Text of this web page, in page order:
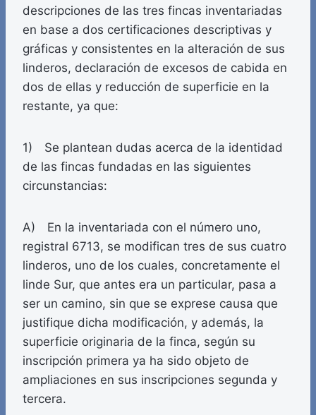
descripciones de las tres fincas inventariadas
en base a dos certificaciones descriptivas y
gráficas y consistentes en la alteración de sus
linderos, declaración de excesos de cabida en
dos de ellas y reducción de superficie en la
restante, ya que:
1) Se plantean dudas acerca de la identidad
de las fincas fundadas en las siguientes
circunstancias:
A) En la inventariada con el número uno,
registral 6713, se modifican tres de sus cuatro
linderos, uno de los cuales, concretamente el
linde Sur, que antes era un particular, pasa a
ser un camino, sin que se exprese causa que
justifique dicha modificación, y además, la
superficie originaria de la finca, según su
inscripción primera ya ha sido objeto de
ampliaciones en sus inscripciones segunda y
tercera.